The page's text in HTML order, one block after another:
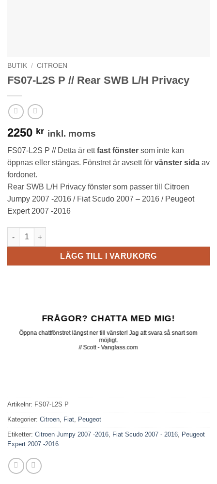
BUTIK / CITROEN
FS07-L2S P // Rear SWB L/H Privacy
2250 kr inkl. moms
FS07-L2S P // Detta är ettfast fönster som inte kan
öppnas eller stängas. Fönstret är avsett för vänster sida av
fordonet.
Rear SWB L/H Privacy fönster som passer till Citroen
Jumpy 2007 -2016 / Fiat Scudo 2007 – 2016 / Peugeot
Expert 2007 -2016
FS07-L2S P // Rear SWB L/H Privacy mängd
LÄGG TILL I VARUKORG
FRÅGOR? CHATTA MED MIG!
Öppna chattfönstret längst ner till vänster! Jag att svara så snart som
möjligt.
// Scott - Vanglass.com
Artikelnr: FS07-L2S P
Kategorier: Citroen, Fiat, Peugeot
Etiketter: Citroen Jumpy 2007 -2016, Fiat Scudo 2007 - 2016, Peugeot
Expert 2007 -2016